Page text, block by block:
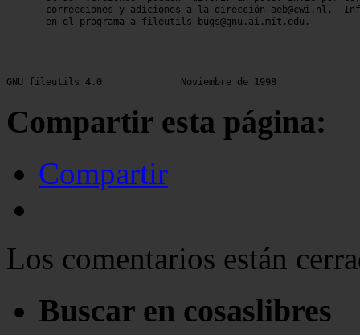
Compartir esta página:
Compartir
Los comentarios están
Buscar en cosaslibres